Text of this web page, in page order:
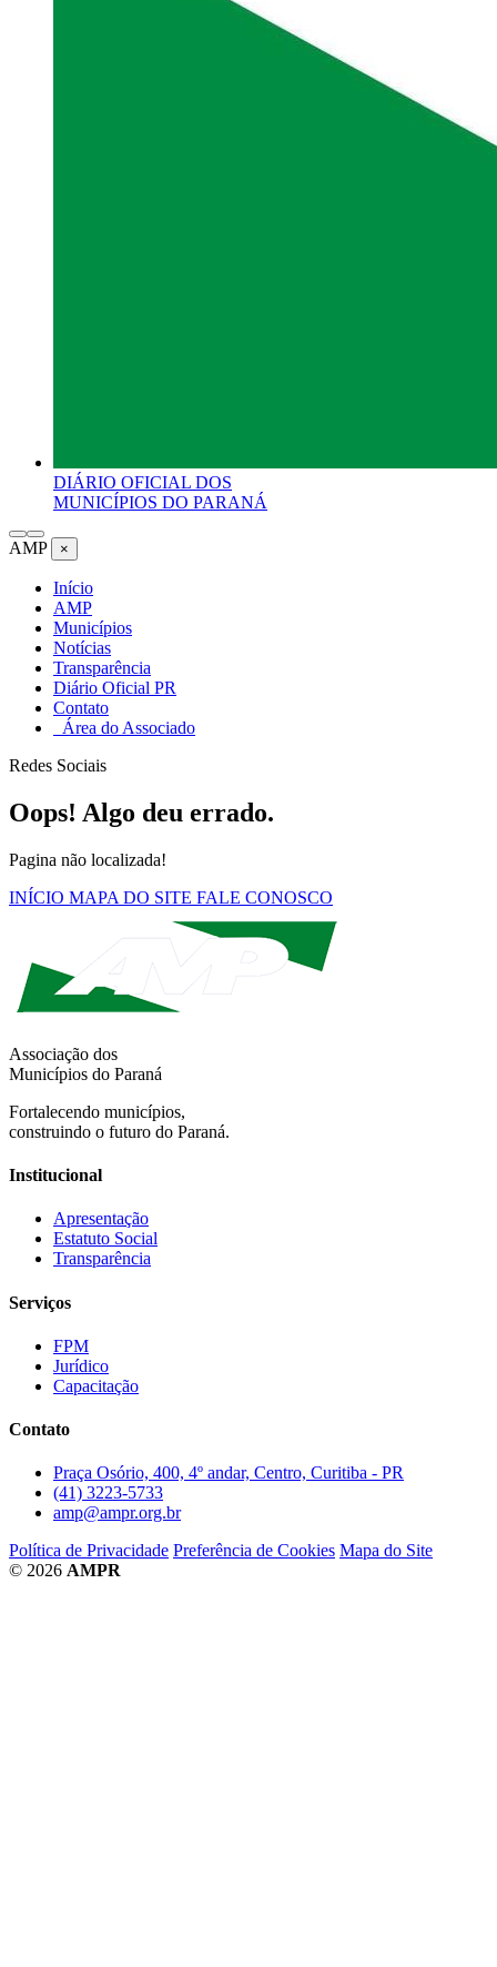
DIÁRIO OFICIAL DOS
MUNICÍPIOS DO PARANÁ
AMP ×
Início
AMP
Municípios
Notícias
Transparência
Diário Oficial PR
Contato
Área do Associado
Redes Sociais
Oops! Algo deu errado.
Pagina não localizada!
INÍCIO MAPA DO SITE FALE CONOSCO
Associação dos
Municípios do Paraná
Fortalecendo municípios,
construindo o futuro do Paraná.
Institucional
Apresentação
Estatuto Social
Transparência
Serviços
FPM
Jurídico
Capacitação
Contato
Praça Osório, 400, 4º andar, Centro, Curitiba - PR
(41) 3223-5733
amp@ampr.org.br
Política de Privacidade Preferência de Cookies Mapa do Site
© 2026 AMPR